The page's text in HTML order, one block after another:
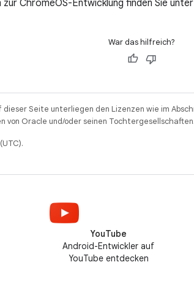
ChromeOS-Entwicklung finden Sie unter
War das hilfreich?
Seite unterliegen den Lizenzen wie im
von Oracle und/oder seinen Tochtergesellschaften.
YouTube
Android-Entwickler auf
YouTube entdecken